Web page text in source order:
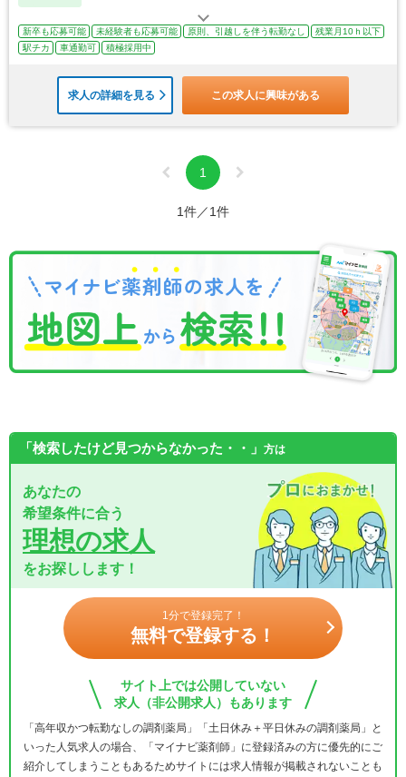
新卒も応募可能 未経験者も応募可能 原則、引越しを伴う転勤なし
残業月10ｈ以下
駅チカ
車通勤可 積極採用中
求人の詳細を見る この求人に興味がある
1
1件／1件
「検索したけど見つからなかった・・」 方は
あなたの
希望条件に合う
理想の求人
をお探しします！
1分で登録完了！
無料で登録する！
サイト上では公開していない
求人（非公開求人）もあります
「高年収かつ転勤なしの調剤薬局」「土日休み＋平日休みの調剤薬局」と
いった人気求人の場合、「マイナビ薬剤師」に登録済みの方に優先的にご
紹介してしまうこともあるためサイトには求人情報が掲載されないことも